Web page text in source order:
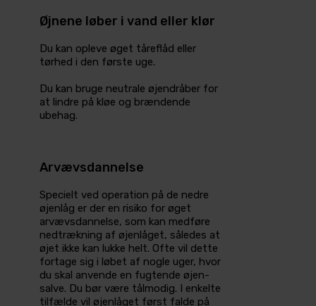
Øjnene løber i vand eller klør
Du kan opleve øget tåreflåd eller
tørhed i den første uge.
Du kan bruge neutrale øjendråber for
at lindre på kløe og brændende
ubehag.
Arvævsdannelse
Specielt ved operation på de nedre
øjenlåg er der en risiko for øget
arvævsdannelse, som kan medføre
nedtrækning af øjenlåget, så­ledes at
øjet ikke kan lukke helt. Ofte vil dette
fortage sig i løbet af nogle uger, hvor
du skal anvende en fugtende øjen­
salve. Du bør være tålmodig. I enkelte
tilfælde vil øjenlåget først falde på